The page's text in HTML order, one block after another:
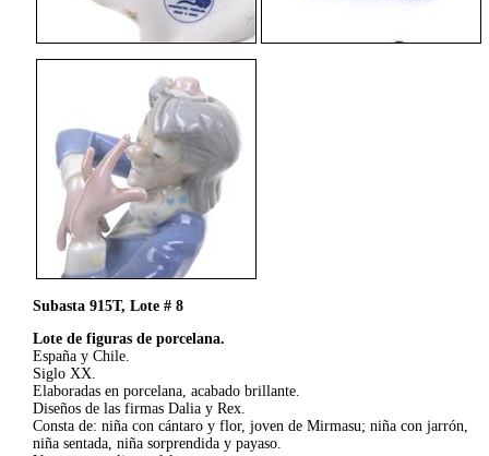
Subasta 915T, Lote # 8
Lote de figuras de porcelana.
España y Chile.
Siglo XX.
Elaboradas en porcelana, acabado brillante.
Diseños de las firmas Dalia y Rex.
Consta de: niña con cántaro y flor, joven de Mirmasu; niña con jarrón,
niña sentada, niña sorprendida y payaso.